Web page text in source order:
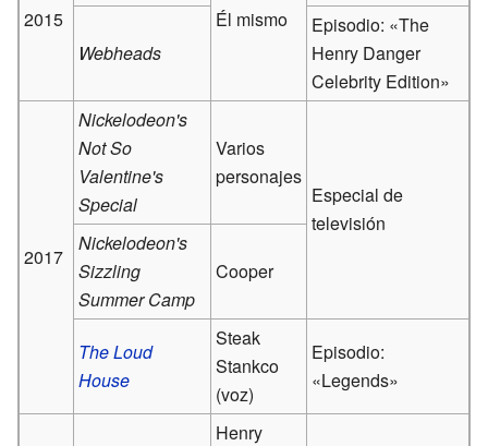
2015
Él mismo
Webheads
Episodio: «The
Henry Danger
Celebrity Edition»
2017
Nickelodeon's
Not So
Valentine's
Special
Varios
personajes
Especial de
televisión
Nickelodeon's
Sizzling
Summer Camp
Cooper
The Loud
House
Steak
Stankco
(voz)
Episodio:
«Legends»
Henry